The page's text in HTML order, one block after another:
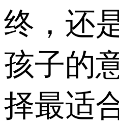
终，还
孩子的
择最适